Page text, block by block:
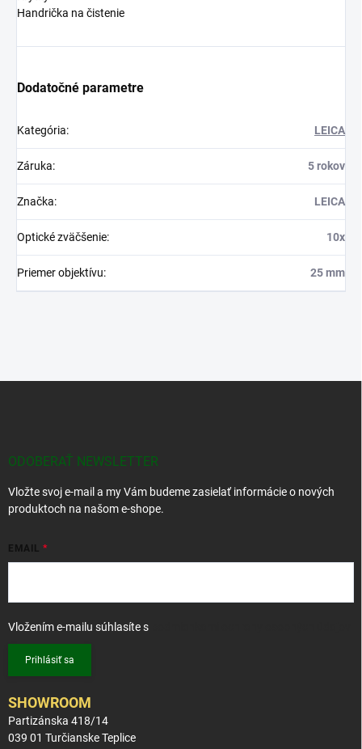
Handrička na čistenie
Dodatočné parametre
Kategória: LEICA
Záruka: 5 rokov
Značka: LEICA
Optické zväčšenie: 10x
Priemer objektívu: 25 mm
ODOBERAŤ NEWSLETTER
Vložte svoj e-mail a my Vám budeme zasielať informácie o nových
produktoch na našom e-shope.
EMAIL
Vložením e-mailu súhlasíte s
Prihlásiť sa
SHOWROOM
Partizánska 418/14
039 01 Turčianske Teplice